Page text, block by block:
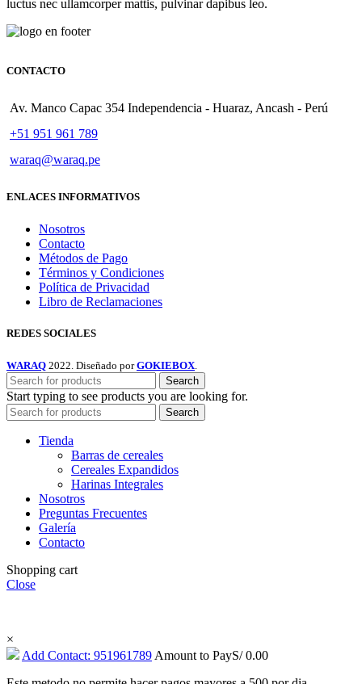
luctus nec ullamcorper mattis, pulvinar dapibus leo.
CONTACTO
Av. Manco Capac 354 Independencia - Huaraz, Ancash - Perú
+51 951 961 789
waraq@waraq.pe
ENLACES INFORMATIVOS
Nosotros
Contacto
Métodos de Pago
Términos y Condiciones
Política de Privacidad
Libro de Reclamaciones
REDES SOCIALES
WARAQ 2022. Diseñado porGOKIEBOX
Search
Start typing to see products you are looking for.
Search
Tienda
Barras de cereales
Cereales Expandidos
Harinas Integrales
Nosotros
Preguntas Frecuentes
Galería
Contacto
Shopping cart
Close
×
Add Contact: 951961789 Amount to PayS/0.00